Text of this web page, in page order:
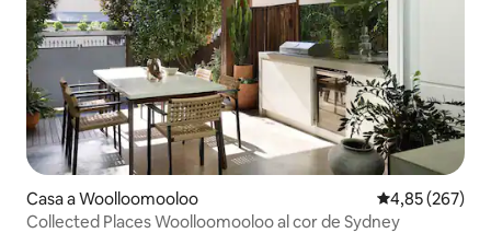
Casa a Woolloomooloo 4,85 de
4,85 (267)
Collected Places Woolloomooloo al cor de Sydney